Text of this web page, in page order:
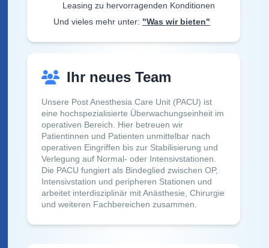
Leasing zu hervorragenden Konditionen
Und vieles mehr unter: "Was wir bieten"
Ihr neues Team
Unsere Post Anesthesia Care Unit (PACU) ist
eine hochspezialisierte Überwachungseinheit im
operativen Bereich. Hier betreuen wir
Patientinnen und Patienten unmittelbar nach
operativen Eingriffen bis zur Stabilisierung und
Verlegung auf Normal- oder Intensivstationen.
Die PACU fungiert als Bindeglied zwischen OP,
Intensivstation und peripheren Stationen und
arbeitet interdisziplinär mit Anästhesie, Chirurgie
und weiteren Fachbereichen zusammen.